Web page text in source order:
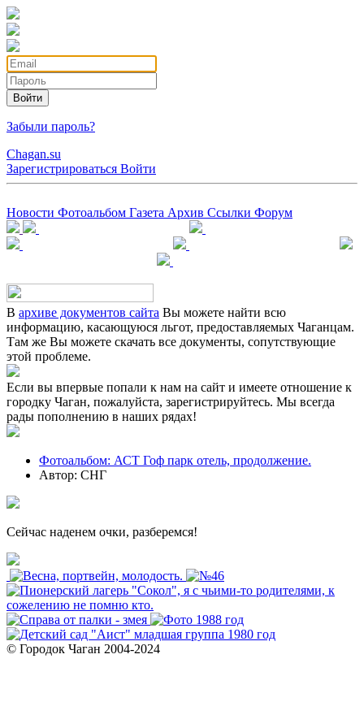
Войти
Забыли пароль?
Chagan.su
Зарегистрироваться Войти
Новости Фотоальбом Газета Архив Ссылки Форум
В архиве документов сайта Вы можете найти всю
информацию, касающуюся льгот, предоставляемых Чаганцам.
Там же Вы можете скачать все документы, сопутствующие
этой проблеме.
Если вы впервые попали к нам на сайт и имеете отношение к
городку Чаган, пожалуйста, зарегистрируйтесь. Мы всегда
рады пополнению в наших рядах!
Фотоальбом: АСТ Гоф парк отель, продолжение.
Автор: СНГ
Сейчас наденем очки, разберемся!
© Городок Чаган 2004-2024